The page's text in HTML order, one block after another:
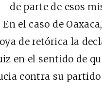
de parte de esos
el caso de
de retórica la
en el sentido de
contra su partido